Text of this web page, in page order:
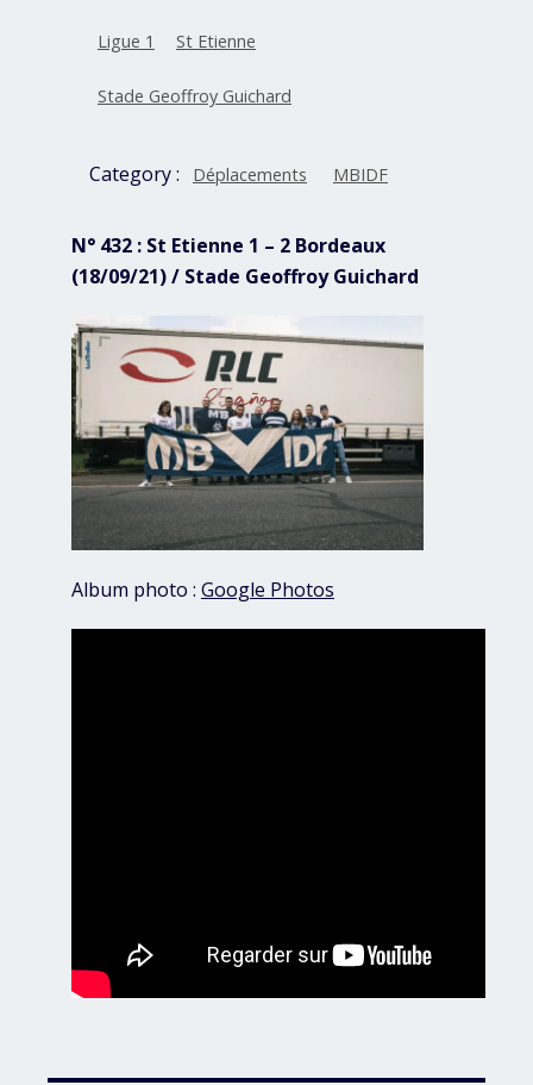
Ligue 1 St Etienne
Stade Geoffroy Guichard
Category : Déplacements MBIDF
N° 432 : St Etienne 1 – 2 Bordeaux
(18/09/21) / Stade Geoffroy Guichard
Album photo : Google Photos